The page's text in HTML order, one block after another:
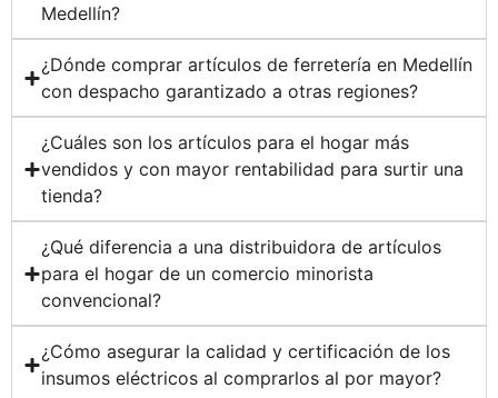
Medellín?
¿Dónde comprar artículos de ferretería en Medellín
con despacho garantizado a otras regiones?
¿Cuáles son los artículos para el hogar más
vendidos y con mayor rentabilidad para surtir una
tienda?
¿Qué diferencia a una distribuidora de artículos
para el hogar de un comercio minorista
convencional?
¿Cómo asegurar la calidad y certificación de los
insumos eléctricos al comprarlos al por mayor?